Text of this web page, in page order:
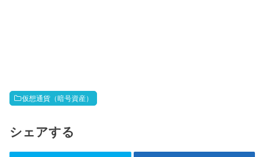
仮想通貨（暗号資産）
シェアする